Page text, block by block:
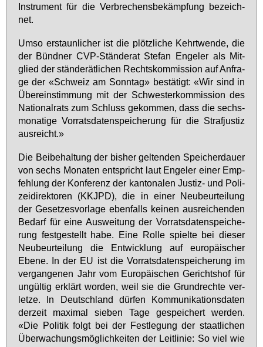
In­stru­ment für die Ver­bre­chens­be­kämp­fung be­zeich­
net.
Um­so er­staun­li­cher ist die plötz­li­che Kehrt­wen­de, die
der Bünd­ner CVP-Stän­de­rat Ste­fan En­ge­ler als Mit­
glied der stän­de­rät­li­chen Rechts­kom­mis­si­on auf An­fra­
ge der «Schweiz am Sonn­tag» be­stä­tigt: «Wir sind in
Über­ein­stim­mung mit der Schwes­ter­kom­mis­si­on des
Na­tio­nal­rats zum Schluss ge­kom­men, dass die sechs­
mo­na­ti­ge Vor­rats­da­ten­spei­che­rung für die Straf­jus­tiz
aus­reicht.»
Die Bei­be­hal­tung der bis­her gel­ten­den Spei­cher­dau­er
von sechs Mo­na­ten ent­spricht laut En­ge­ler ei­ner Emp­
feh­lung der Kon­fe­renz der kan­to­na­len Jus­tiz- und Po­li­
zei­di­rek­to­ren (KKJPD), die in ei­ner Neu­be­ur­tei­lung
der Ge­set­zes­vor­la­ge eben­falls kei­nen aus­rei­chen­den
Be­darf für ei­ne Aus­wei­tung der Vor­rats­da­ten­spei­che­
rung fest­ge­stellt ha­be. Ei­ne Rol­le spiel­te bei die­ser
Neu­be­ur­tei­lung die Ent­wick­lung auf eu­ro­päi­scher
Ebe­ne. In der EU ist die Vor­rats­da­ten­spei­che­rung im
ver­gan­ge­nen Jahr vom Eu­ro­päi­schen Ge­richts­hof für
un­gül­tig er­klärt wor­den, weil sie die Grund­rech­te ver­
let­ze. In Deutsch­land dür­fen Kom­mu­ni­ka­ti­ons­da­ten
der­zeit ma­xi­mal sie­ben Ta­ge ge­spei­chert wer­den.
«Die Po­li­tik folgt bei der Fest­le­gung der staat­li­chen
Über­wa­chungs­mög­lich­kei­ten der Leit­li­nie: So viel wie